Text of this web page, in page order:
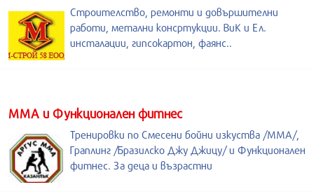
Строителство, ремонти и довършителни
работи, метални консртукции. ВиК и Ел.
инсталации, гипсокартон, фаянс..
ММА и Функционален фитнес
Тренировки по Смесени бойни изкуства /MMA/,
Граплинг /Бразилско Джу Джицу/ и Функционален
фитнес. За деца и възрастни